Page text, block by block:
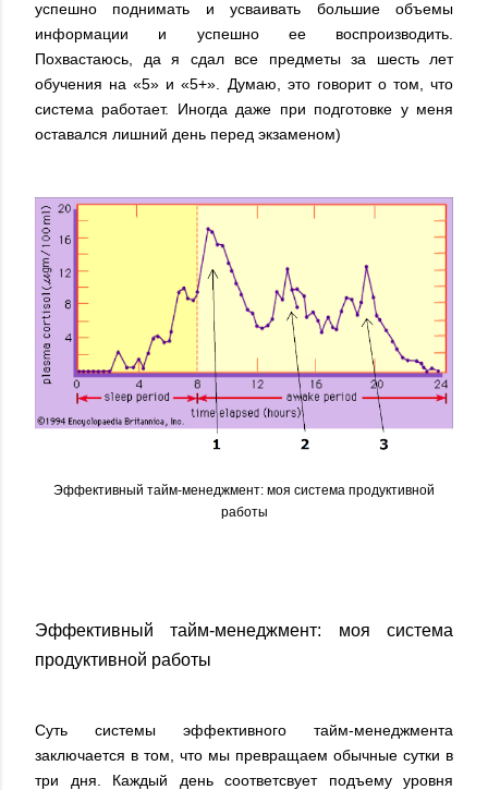
успешно поднимать и усваивать большие объемы
информации и успешно ее воспроизводить.
Похвастаюсь, да я сдал все предметы за шесть лет
обучения на «5» и «5+». Думаю, это говорит о том, что
система работает. Иногда даже при подготовке у меня
оставался лишний день перед экзаменом)
Эффективный тайм-менеджмент: моя система продуктивной
работы
Эффективный тайм-менеджмент: моя система
продуктивной работы
Суть системы эффективного тайм-менеджмента
заключается в том, что мы превращаем обычные сутки в
три дня. Каждый день соответсвует подъему уровня